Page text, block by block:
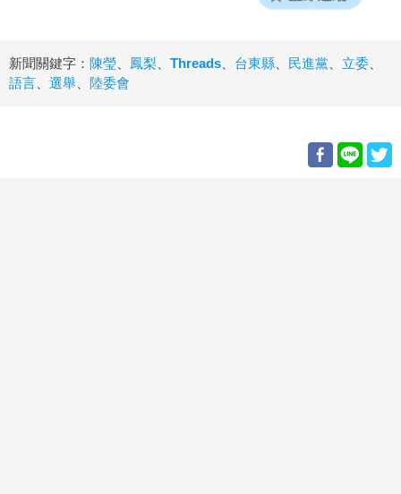
新聞關鍵字： 陳瑩 鳳梨 Threads 台東縣 民進黨 立委
語言
選舉 陸委會